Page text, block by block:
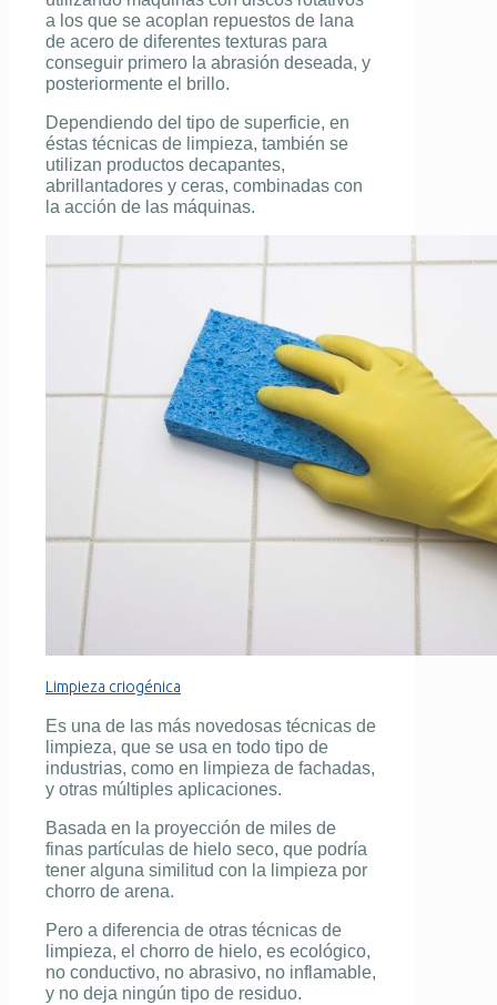
a los que se acoplan repuestos de lana
de acero de diferentes texturas para
conseguir primero la abrasión deseada, y
posteriormente el brillo.
Dependiendo del tipo de superficie, en
éstas técnicas de limpieza, también se
utilizan productos decapantes,
abrillantadores y ceras, combinadas con
la acción de las máquinas.
Limpieza criogénica
Es una de las más novedosas técnicas de
limpieza, que se usa en todo tipo de
industrias, como en limpieza de fachadas,
y otras múltiples aplicaciones.
Basada en la proyección de miles de
finas partículas de hielo seco, que podría
tener alguna similitud con la limpieza por
chorro de arena.
Pero a diferencia de otras técnicas de
limpieza, el chorro de hielo, es ecológico,
no conductivo, no abrasivo, no inflamable,
y no deja ningún tipo de residuo.